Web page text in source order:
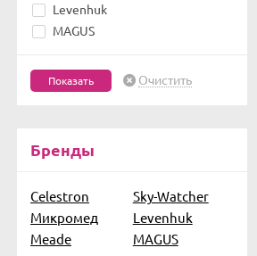
Levenhuk
MAGUS
Очистить
Бренды
Celestron
Sky-Watcher
Микромед
Levenhuk
Meade
MAGUS